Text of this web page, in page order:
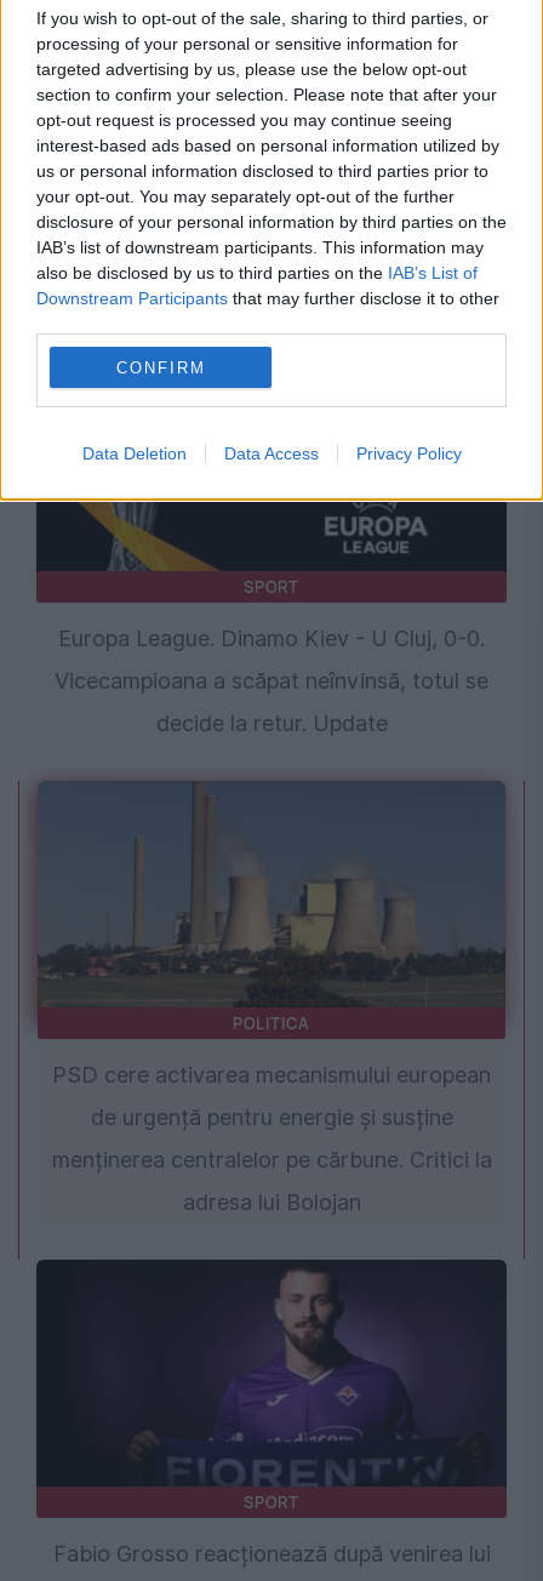
If you wish to opt-out of the sale, sharing to third parties, or
processing of your personal or sensitive information for
targeted advertising by us, please use the below opt-out
section to confirm your selection. Please note that after your
opt-out request is processed you may continue seeing
interest-based ads based on personal information utilized by
us or personal information disclosed to third parties prior to
your opt-out. You may separately opt-out of the further
disclosure of your personal information by third parties on the
IAB’s list of downstream participants. This information may
also be disclosed by us to third parties on the IAB’s List of
Downstream Participants that may further disclose it to other
CONFIRM
Data Deletion Data Access Privacy Policy
SPORT
U Cluj, revenire spectaculoasă în Conference
League. Două goluri în două minute cu Brann.
Update
SPORT
Europa League. Dinamo Kiev - U Cluj, 0-0.
Vicecampioana a scăpat neînvinsă, totul se
decide la retur. Update
POLITICA
PSD cere activarea mecanismului european
de urgență pentru energie și susține
menținerea centralelor pe cărbune. Critici la
adresa lui Bolojan
SPORT
Fabio Grosso reacționează după venirea lui